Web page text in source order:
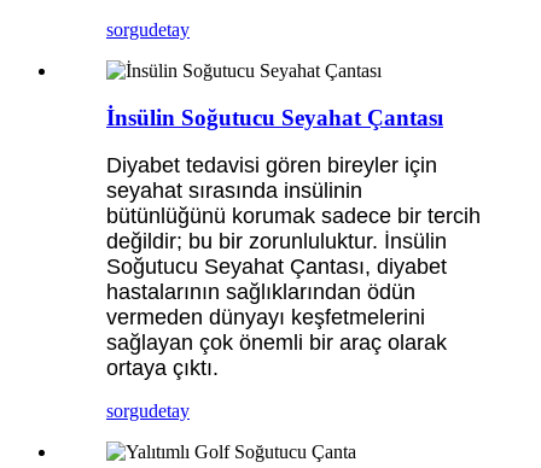
sorgudetay
İnsülin Soğutucu Seyahat Çantası
Diyabet tedavisi gören bireyler için
seyahat sırasında insülinin
bütünlüğünü korumak sadece bir tercih
değildir; bu bir zorunluluktur. İnsülin
Soğutucu Seyahat Çantası, diyabet
hastalarının sağlıklarından ödün
vermeden dünyayı keşfetmelerini
sağlayan çok önemli bir araç olarak
ortaya çıktı.
sorgudetay